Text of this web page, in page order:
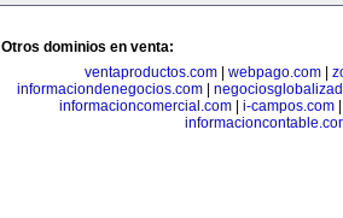
Otros dominios en venta:
ventaproductos.com
webpago.com
informaciondenegocios.com|
informacioncomercial.com| i-campos.com|